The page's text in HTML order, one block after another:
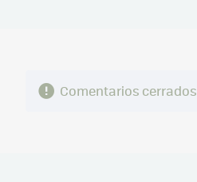
Comentarios cerrados